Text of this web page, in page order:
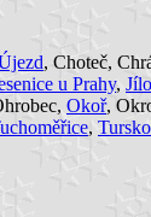
, Choteč,
u Prahy,
Okoř,
, Tursko